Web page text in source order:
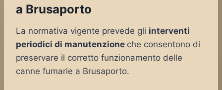
a Brusaporto
La normativa vigente prevede gli interventi
periodici di manutenzione che consentono di
preservare il corretto funzionamento delle
canne fumarie a Brusaporto.